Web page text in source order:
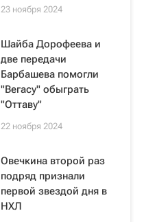
23 ноября 2024
Шайба Дорофеева и
две передачи
Барбашева помогли
"Вегасу" обыграть
"Оттаву"
22 ноября 2024
Овечкина второй раз
подряд признали
первой звездой дня в
НХЛ